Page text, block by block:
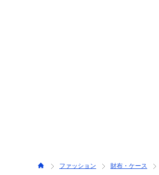
ファッション 財布・ケース